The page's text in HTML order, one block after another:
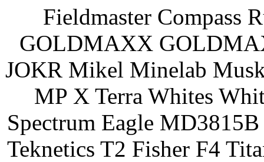
Fieldmaster Compass
GOLDMAXX
JOKR Mikel Minelab
MP X Terra Whites
Spectrum Eagle
Teknetics T2 Fisher F4